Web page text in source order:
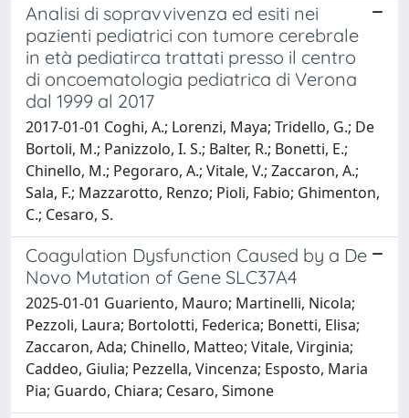
Analisi di sopravvivenza ed esiti nei
pazienti pediatrici con tumore cerebrale
in età pediatirca trattati presso il centro
di oncoematologia pediatrica di Verona
dal 1999 al 2017
2017-01-01 Coghi, A.; Lorenzi, Maya; Tridello, G.; De
Bortoli, M.; Panizzolo, I. S.; Balter, R.; Bonetti, E.;
Chinello, M.; Pegoraro, A.; Vitale, V.; Zaccaron, A.;
Sala, F.; Mazzarotto, Renzo; Pioli, Fabio; Ghimenton,
C.; Cesaro, S.
Coagulation Dysfunction Caused by a De
Novo Mutation of Gene SLC37A4
2025-01-01 Guariento, Mauro; Martinelli, Nicola;
Pezzoli, Laura; Bortolotti, Federica; Bonetti, Elisa;
Zaccaron, Ada; Chinello, Matteo; Vitale, Virginia;
Caddeo, Giulia; Pezzella, Vincenza; Esposto, Maria
Pia; Guardo, Chiara; Cesaro, Simone